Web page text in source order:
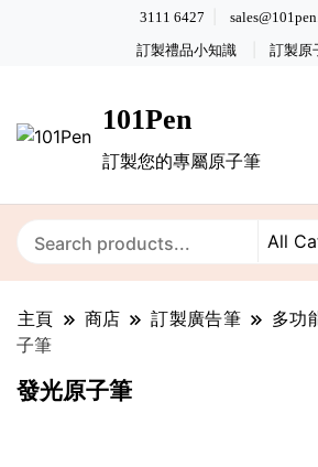
3111 6427
訂製禮品小知識 訂製原
101Pen
訂製您的專屬原子筆
主頁 商店 訂製廣告筆 多功
子筆
發光原子筆